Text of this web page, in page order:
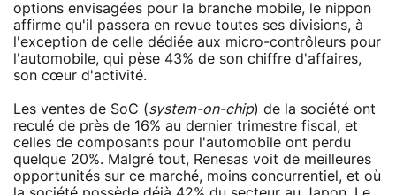
options envisagées pour la branche mobile, le nippon
affirme qu'il passera en revue toutes ses divisions, à
l'exception de celle dédiée aux micro-contrôleurs pour
l'automobile, qui pèse 43% de son chiffre d'affaires,
son cœur d'activité.
Les ventes de SoC (system-on-chip) de la société ont
reculé de près de 16% au dernier trimestre fiscal, et
celles de composants pour l'automobile ont perdu
quelque 20%. Malgré tout, Renesas voit de meilleures
opportunités sur ce marché, moins concurrentiel, et où